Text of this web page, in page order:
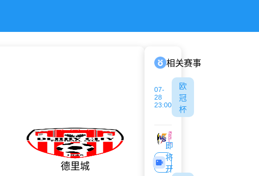
德里城
相关赛事
07-
28
23:00
欧
冠
杯
古比斯
即
将
开